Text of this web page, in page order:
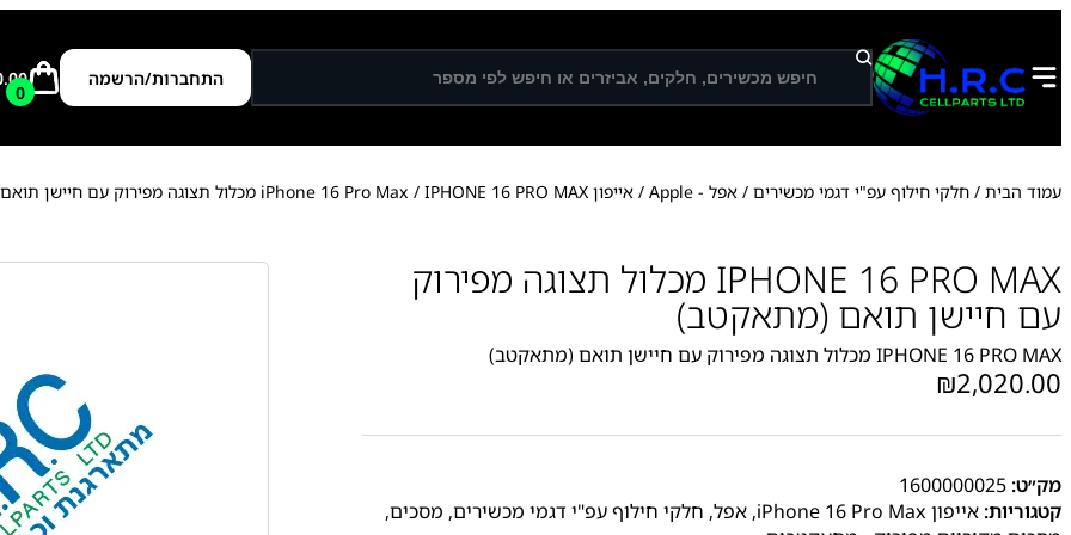
ח
י
פ
התחברות/הרשמה
0
עמוד הבית / חלקי חילוף עפ"י דגמי מכשירים / אפל - Apple / אייפון iPhone 16 Pro Max / IPHONE 16 PRO MAX מכלול תצוגה מפירוק עם חיישן תואם (מתאקטב)
IPHONE 16 PRO MAX מכלול תצוגה מפירוק
עם חיישן תואם (מתאקטב)
IPHONE 16 PRO MAX מכלול תצוגה מפירוק עם חיישן תואם (מתאקטב)
₪2,020.00
מק״ט: 1600000025
קטגוריות: אייפון iPhone 16 Pro Max , אפל, חלקי חילוף עפ"י דגמי מכשירים, מסכים,